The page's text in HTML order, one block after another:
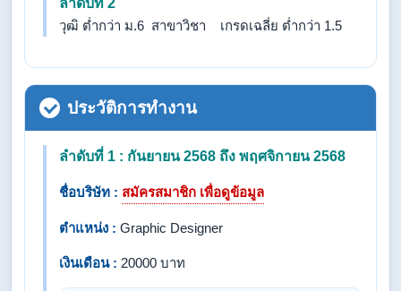
ลำดับที่ 2
วุฒิ ต่ำกว่า ม.6 สาขาวิชา เกรดเฉลี่ย ต่ำกว่า 1.5
ประวัติการทำงาน
ลำดับที่ 1 : กันยายน 2568 ถึง พฤศจิกายน 2568
ชื่อบริษัท : สมัครสมาชิก เพื่อดูข้อมูล
ตำแหน่ง : Graphic Designer
เงินเดือน : 20000 บาท